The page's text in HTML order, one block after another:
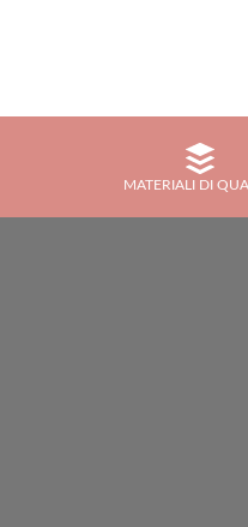
MATERIALI DI